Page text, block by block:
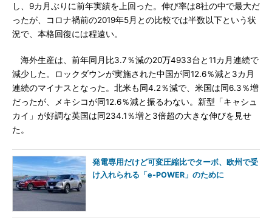
し、9カ月ぶりに前年実績を上回った。伸び率は8社の中で最大だ
ったが、コロナ禍前の2019年5月との比較では半数以下という状
況で、本格回復には程遠い。
海外生産は、前年同月比3.7％減の20万4933台と11カ月連続で
減少した。ロックダウンが実施された中国が同12.6％減と3カ月
連続のマイナスとなった。北米も同4.2％減で、米国は同6.3％増
だったが、メキシコが同12.6％減と振るわない。新型「キャシュ
カイ」が好調な英国は同234.1％増と3倍超の大きな伸びを見せ
た。
発電専用だけど可変圧縮比でターボ、欧州で受
け入れられる「e-POWER」のために